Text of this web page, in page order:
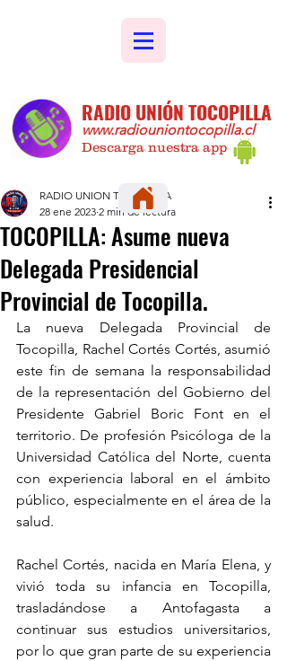
RADIO UNIÓN TOCOPILLA
www.radiouniontocopilla.cl
Descarga nuestra app
TOCOPILLA: Asume nueva
Delegada Presidencial
Provincial de Tocopilla.
RADIO UNION TOCOPILLA
28 ene 2023 2 min de lectura
La nueva Delegada Provincial de
Tocopilla, Rachel Cortés Cortés, asumió
este fin de semana la responsabilidad
de la representación del Gobierno del
Presidente Gabriel Boric Font en el
territorio. De profesión Psicóloga de la
Universidad Católica del Norte, cuenta
con experiencia laboral en el ámbito
público, especialmente en el área de la
salud.
Rachel Cortés, nacida en María Elena, y
vivió toda su infancia en Tocopilla,
trasladándose a Antofagasta a
continuar sus estudios universitarios,
por lo que gran parte de su experiencia